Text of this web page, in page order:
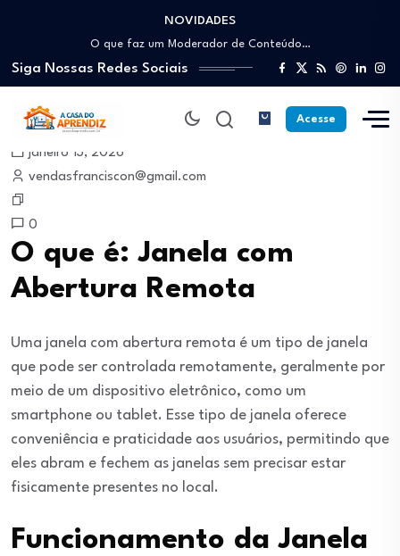
NOVIDADES
Como trabalhar como Estoquista: O guia para…
O que faz um Moderador de Conteúdo…
Como ser um Afiliado de Sucesso trabalhando…
Como dar Aulas Particulares Online e viver…
Profissão Instalador Solar: Como entrar no mercado…
Como trabalhar como Estoquista: O guia para…
O que faz um Moderador de Conteúdo…
Como ser um Afiliado de Sucesso trabalhando…
Siga Nossas Redes Sociais
Acesse
janeiro 13, 2026
vendasfranciscon@gmail.com
0
O que é: Janela com
Abertura Remota
Uma janela com abertura remota é um tipo de janela
que pode ser controlada remotamente, geralmente por
meio de um dispositivo eletrônico, como um
smartphone ou tablet. Esse tipo de janela oferece
conveniência e praticidade aos usuários, permitindo que
eles abram e fechem as janelas sem precisar estar
fisicamente presentes no local.
Funcionamento da Janela